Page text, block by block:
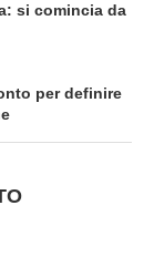
si comincia da
per definire